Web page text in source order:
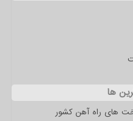
ها
های راه آهن کشور